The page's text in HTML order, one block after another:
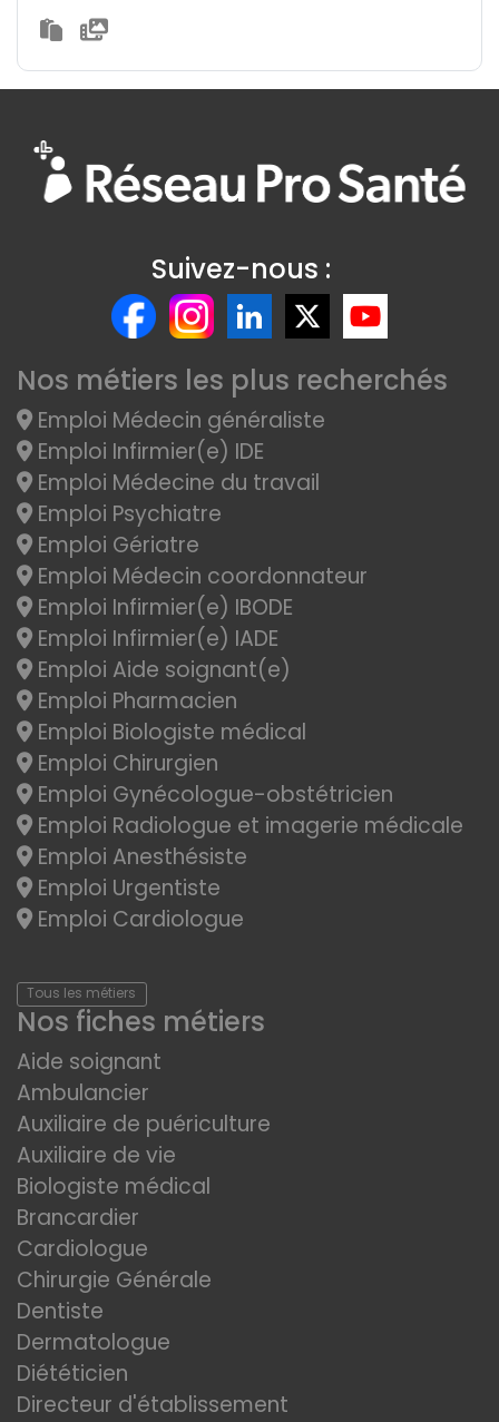
Suivez-nous :
Nos métiers les plus recherchés
Emploi Médecin généraliste
Emploi Infirmier(e) IDE
Emploi Médecine du travail
Emploi Psychiatre
Emploi Gériatre
Emploi Médecin coordonnateur
Emploi Infirmier(e) IBODE
Emploi Infirmier(e) IADE
Emploi Aide soignant(e)
Emploi Pharmacien
Emploi Biologiste médical
Emploi Chirurgien
Emploi Gynécologue-obstétricien
Emploi Radiologue et imagerie médicale
Emploi Anesthésiste
Emploi Urgentiste
Emploi Cardiologue
Tous les métiers
Nos fiches métiers
Aide soignant
Ambulancier
Auxiliaire de puériculture
Auxiliaire de vie
Biologiste médical
Brancardier
Cardiologue
Chirurgie Générale
Dentiste
Dermatologue
Diététicien
Directeur d'établissement